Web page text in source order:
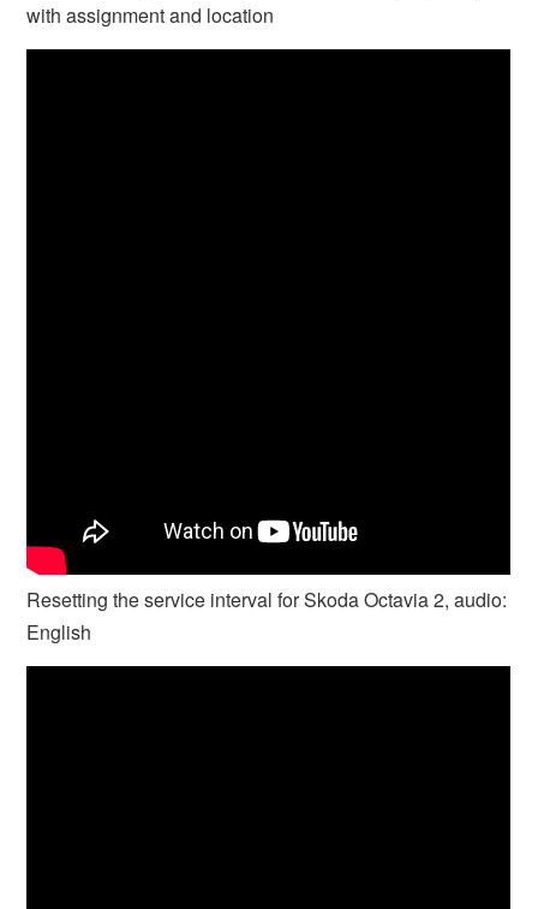
with assignment and location
Resetting the service interval for Skoda Octavia 2, audio:
English